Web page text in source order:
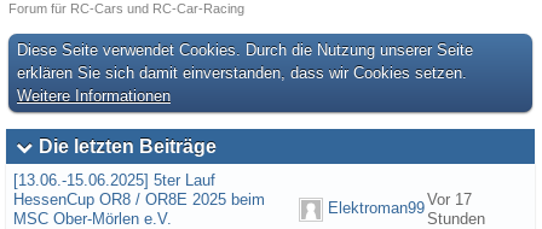
Forum für RC-Cars und RC-Car-Racing
Diese Seite verwendet Cookies. Durch die Nutzung unserer Seite
erklären Sie sich damit einverstanden, dass wir Cookies setzen.
Weitere Informationen
Die letzten Beiträge
[13.06.-15.06.2025] 5ter Lauf
HessenCup OR8 / OR8E 2025 beim
MSC Ober-Mörlen e.V.
Elektroman99Vor 17
Stunden